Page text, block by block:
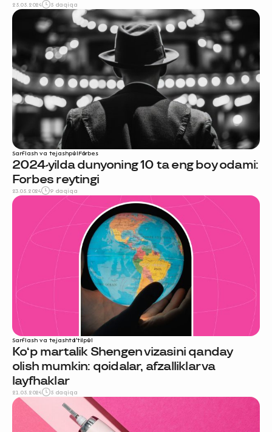
25.05.2024 5 daqiqa
Sarflash va tejashpulForbes
2024-yilda dunyoning 10 ta eng boy odami:
Forbes reytingi
23.05.2024 9 daqiqa
Sarflash va tejashta'tilpul
Koʻp martalik Shengen vizasini qanday
olish mumkin: qoidalar, afzalliklar va
layfhaklar
21.05.2024 5 daqiqa